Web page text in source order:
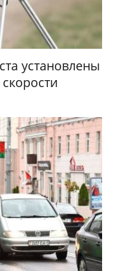
установлены